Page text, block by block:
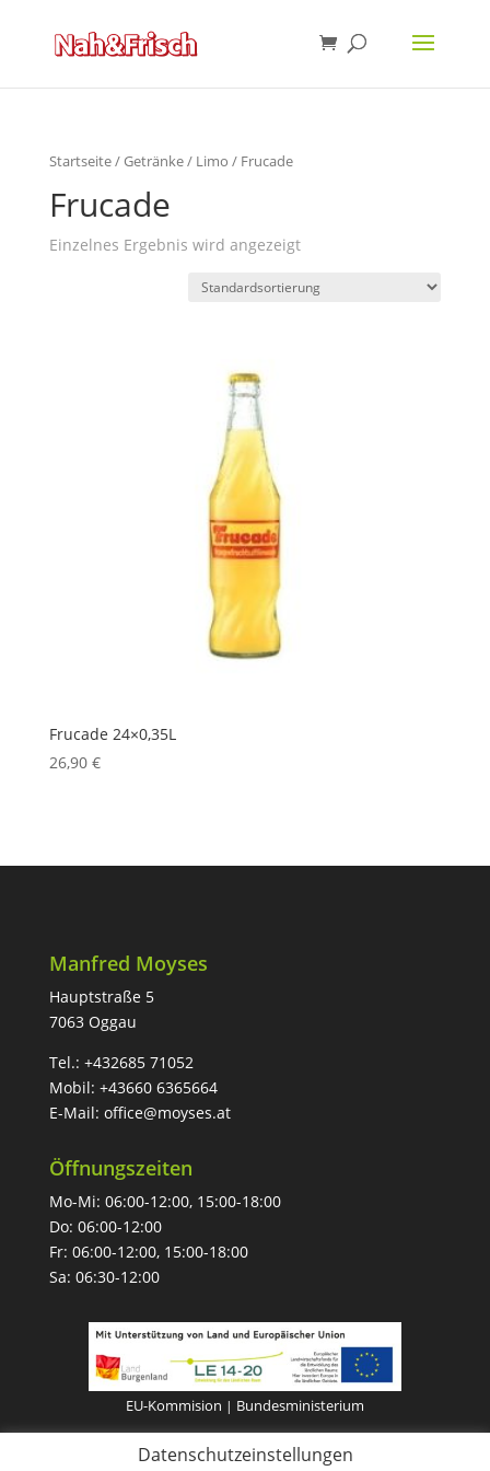
Startseite/Getränke/ Limo / Frucade
Frucade
Einzelnes Ergebnis wird angezeigt
Frucade 24×0,35L
26,90 €
Manfred Moyses
Hauptstraße 5
7063 Oggau
Tel.: +432685 71052
Mobil: +43660 6365664
E-Mail: office@moyses.at
Öffnungszeiten
Mo-Mi: 06:00-12:00, 15:00-18:00
Do: 06:00-12:00
Fr: 06:00-12:00, 15:00-18:00
Sa: 06:30-12:00
EU-Kommision | Bundesministerium
Datenschutz
Datenschutzeinstellungen